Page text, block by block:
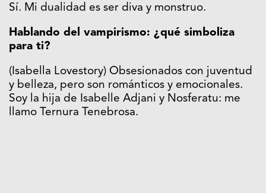
Sí. Mi dualidad es ser diva y monstruo.
Hablando del vampirismo: ¿qué simboliza
para ti?
(Isabella Lovestory) Obsesionados con juventud
y belleza, pero son románticos y emocionales.
Soy la hija de Isabelle Adjani y Nosferatu: me
llamo Ternura Tenebrosa.